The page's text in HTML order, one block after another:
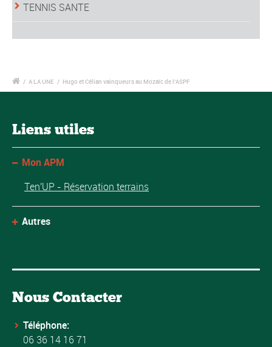
TENNIS SANTE
/ A LA UNE / Hugo et Célian vainqueurs au Mozaïc de l’ASPF
Liens utiles
Mon APM
Ten'UP - Réservation terrains
Autres
Nous Contacter
Téléphone:
06 36 14 16 71